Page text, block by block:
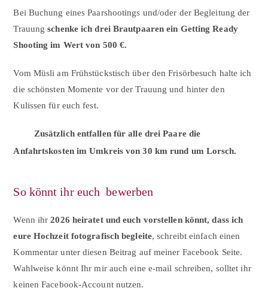
Bei Buchung eines Paarshootings und/oder der Begleitung der
Trauungschenke ich drei Brautpaaren ein Getting Ready
Shooting im Wert von 500 €.
Vom Müsli am Frühstückstisch über den Frisörbesuch halte ich
die schönsten Momente vor der Trauung und hinter den
Kulissen für euch fest.
Zusätzlich entfallen für alle drei Paare die
Anfahrtskosten im Umkreis von 30 km rund um Lorsch.
So könnt ihr euch bewerben
Wenn ihr2026 heiratet und euch vorstellen könnt, dass ich
eure Hochzeit fotografisch begleite, schreibt einfach einen
Kommentar unter diesen Beitrag auf meiner Facebook Seite.
Wahlweise könnt Ihr mir auch eine e-mail schreiben, solltet ihr
keinen Facebook-Account nutzen.